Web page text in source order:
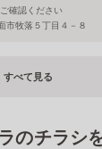
確認ください
市牧落５丁目４－８
すべて見る
のチラシ